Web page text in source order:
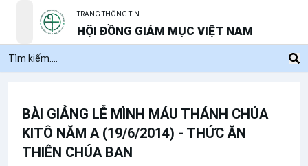
open navigation menu
TRANG THÔNG TIN
HỘI ĐỒNG GIÁM MỤC VIỆT NAM
BÀI GIẢNG LỄ MÌNH MÁU THÁNH CHÚA
KITÔ NĂM A (19/6/2014) - THỨC ĂN
THIÊN CHÚA BAN